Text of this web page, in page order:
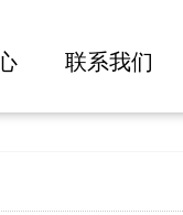
联系我们